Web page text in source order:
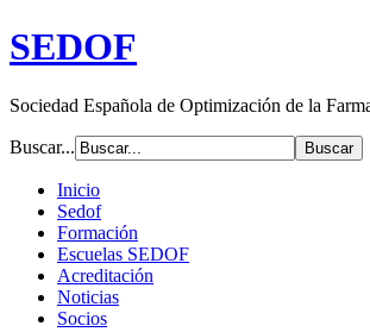
SEDOF
Sociedad Española de Optimización de la
Buscar...
Inicio
Sedof
Formación
Escuelas SEDOF
Acreditación
Noticias
Socios